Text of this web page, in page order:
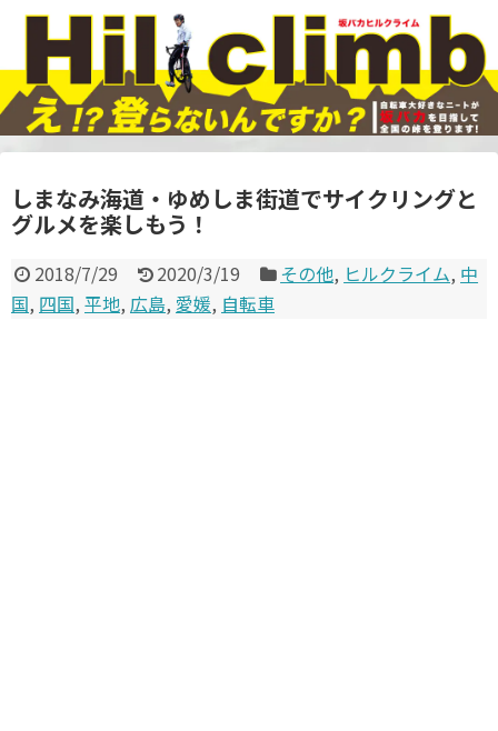
しまなみ海道・ゆめしま街道でサイクリングと
グルメを楽しもう！
2018/7/29 2020/3/19 その他, ヒルクライム, 中
国, 四国, 平地, 広島, 愛媛, 自転車